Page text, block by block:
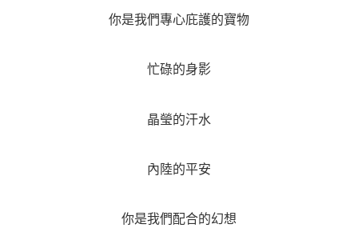
你是我們專心庇護的寶物
忙碌的身影
晶瑩的汗水
內陸的平安
你是我們配合的幻想